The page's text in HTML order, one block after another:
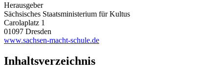
Herausgeber
Sächsisches Staatsministerium für Kultus
Carolaplatz 1
01097 Dresden
www.sachsen-macht-schule.de
Inhaltsverzeichnis